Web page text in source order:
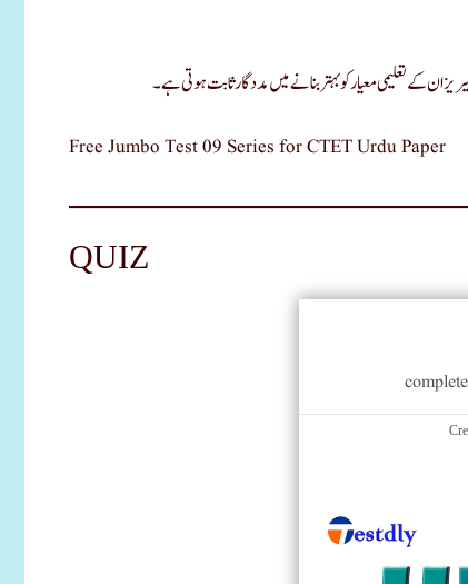
ان کے تعلیمی معیار کو بہتر بنانے میں مددگار ثابت ہوتی ہے۔
Free Jumbo Test 09 Series for CTET Urdu Paper
QUIZ